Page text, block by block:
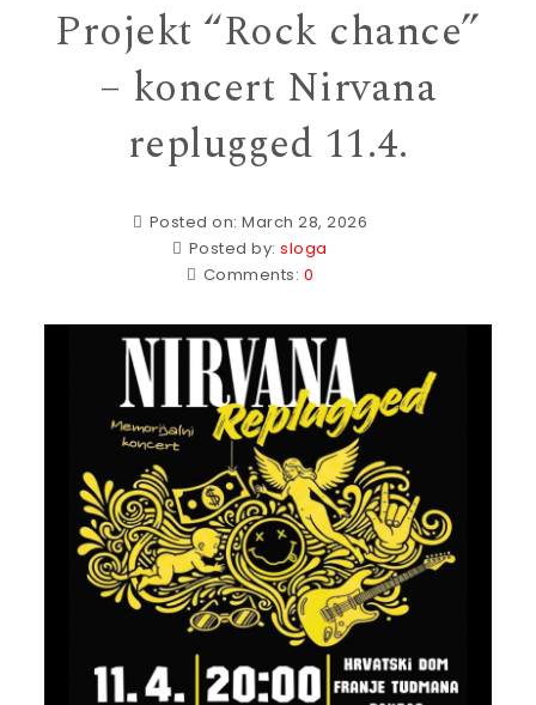
Projekt “Rock chance”
– koncert Nirvana
replugged 11.4.
Posted on: March 28, 2026
Posted by:sloga
Comments: 0